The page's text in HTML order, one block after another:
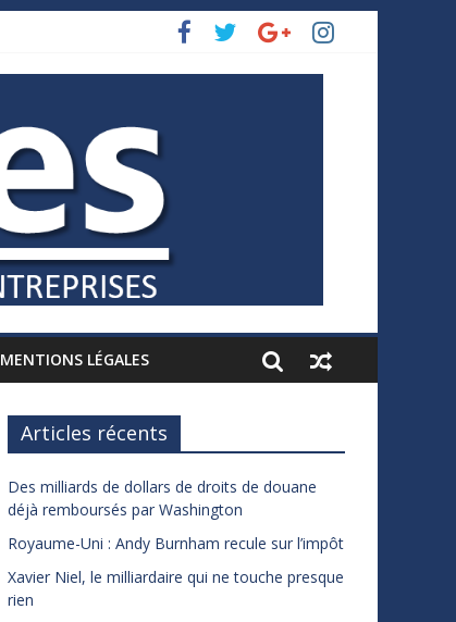
MENTIONS LÉGALES
Articles récents
Des milliards de dollars de droits de douane
déjà remboursés par Washington
Royaume-Uni : Andy Burnham recule sur l’impôt
Xavier Niel, le milliardaire qui ne touche presque
rien